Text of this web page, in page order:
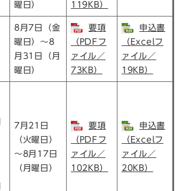
曜日）
119KB）
8月7日（金
曜日）～8
月31日（月
曜日）
要項
（PDFフ
ァイル／
73KB）
申込書
（Excelフ
ァイル／
19KB）
7月21日
（火曜日）
～8月17日
（月曜日）
要項
（PDFフ
ァイル／
102KB）
申込書
（Excelフ
ァイル／
20KB）